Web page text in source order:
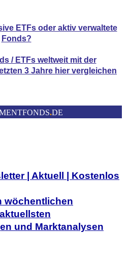
ETFs oder aktiv verwaltete
Fonds?
/ ETFsweltweit mit der
3 Jahre hier vergleichen
.DE
| Aktuell | Kostenlos
wöchentlichen
und Marktanalysen